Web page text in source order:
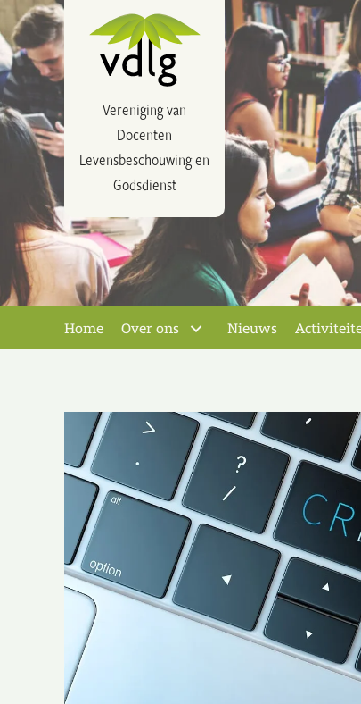
Vereniging van
Docenten
Levensbeschouwing en
Godsdienst
Home Over ons Nieuws